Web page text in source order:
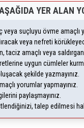
YER ALAN
veya suçluyu övme amaçlı
veya nefreti
taciz amaçlı veya
uygun cümleler
şekilde yazmayınız.
yorumlar yapmayınız.
paylaşmayınız.
talep edilmesi